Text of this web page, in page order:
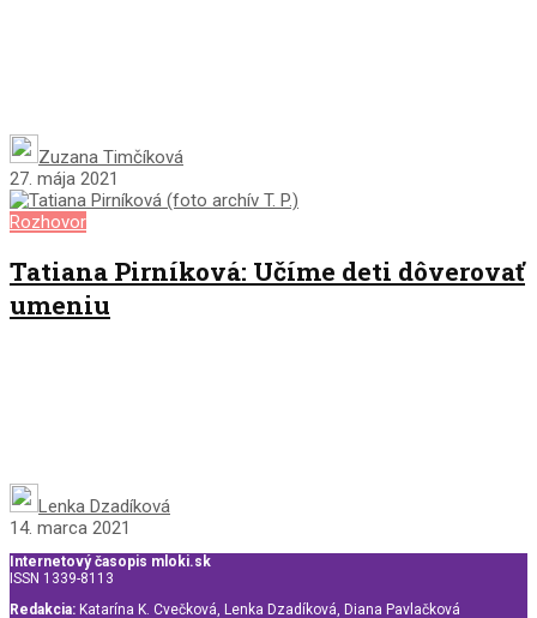
Zuzana Timčíková
27. mája 2021
Rozhovor
Tatiana Pirníková: Učíme deti dôverovať
umeniu
Lenka Dzadíková
14. marca 2021
Internetový časopis mloki.sk
ISSN 1339-8113
Redakcia: Katarína K. Cvečková, Lenka Dzadíková, Diana Pavlačková